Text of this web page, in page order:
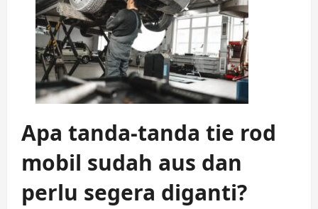
Apa tanda-tanda tie rod
mobil sudah aus dan
perlu segera diganti?